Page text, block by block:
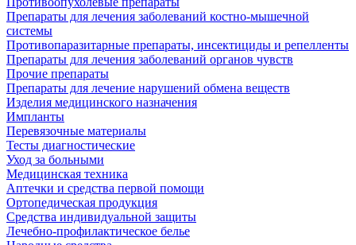
Препараты для лечения заболеваний костно-мышечной
системы
Противопаразитарные препараты, инсектициды и репелленты
Препараты для лечения заболеваний органов чувств
Прочие препараты
Препараты для лечение нарушений обмена веществ
Изделия медицинского назначения
Импланты
Перевязочные материалы
Тесты диагностические
Уход за больными
Медицинская техника
Аптечки и средства первой помощи
Ортопедическая продукция
Средства индивидуальной защиты
Лечебно-профилактическое белье